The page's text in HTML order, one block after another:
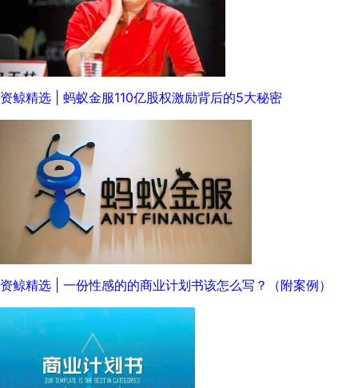
资鲸精选 | 蚂蚁金服110亿股权激励背后的5大秘密
资鲸精选 | 一份性感的的商业计划书该怎么写？（附案例）